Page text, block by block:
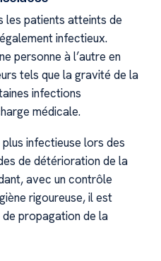
les patients atteints de
infectieux.
personne à l’autre en
tels que la gravité de la
infections
médicale.
infectieuse lors des
de détérioration de la
avec un contrôle
rigoureuse, il est
propagation de la